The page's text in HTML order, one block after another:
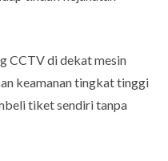
CCTV di dekat mesin
keamanan tingkat tinggi
tiket sendiri tanpa